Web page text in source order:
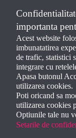
Nu poți
alege felul
grijă de
care nu îți mai
privești
centrat(ă), și
Te invit să te
lunar
folosim
importanta
Acest website
imbunatatirea
de trafic, statistici
integrare cu
Apasa butonul
utilizarea cookies.
Poti oricand sa
utilizarea cookies
Optiunile tale nu
Setarile de